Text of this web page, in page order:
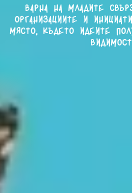
Варна на младите
организациите и
място, където идеите